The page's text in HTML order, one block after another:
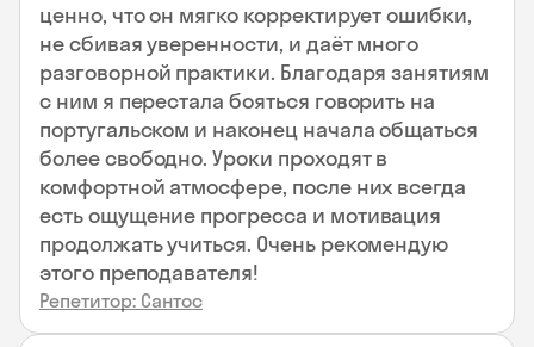
ценно, что он мягко корректирует ошибки,
не сбивая уверенности, и даёт много
разговорной практики. Благодаря занятиям
с ним я перестала бояться говорить на
португальском и наконец начала общаться
более свободно. Уроки проходят в
комфортной атмосфере, после них всегда
есть ощущение прогресса и мотивация
продолжать учиться. Очень рекомендую
этого преподавателя!
Репетитор: Сантос